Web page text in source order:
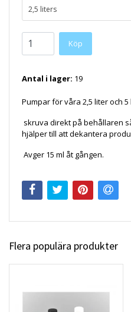
2,5 liters
Köp
Antal i lager: 19
Pumpar för våra 2,5 liter och 5
skruva direkt på behållaren
hjälper till att dekantera
Avger 15 ml åt gången.
Flera populära produkter